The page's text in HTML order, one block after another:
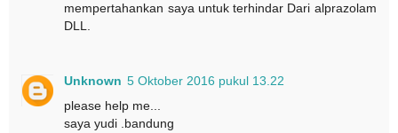
mempertahankan saya untuk terhindar Dari alprazolam
DLL.
Unknown 5 Oktober 2016 pukul 13.22
please help me...
saya yudi .bandung